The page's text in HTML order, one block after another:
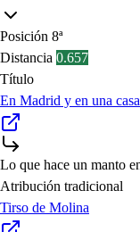
Posición 8ª
Distancia 0.657
Título
En Madrid y en una casa
Lo que hace un manto
Atribución tradicional
Tirso de Molina